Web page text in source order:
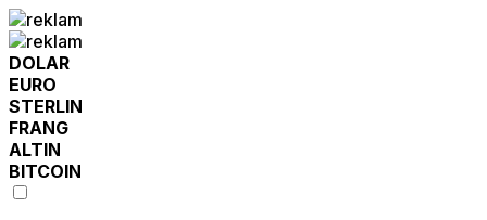
DOLAR
EURO
STERLIN
FRANG
ALTIN
BITCOIN